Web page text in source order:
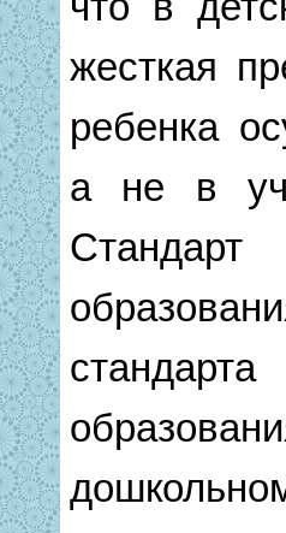
жесткая
ребенка
а не в